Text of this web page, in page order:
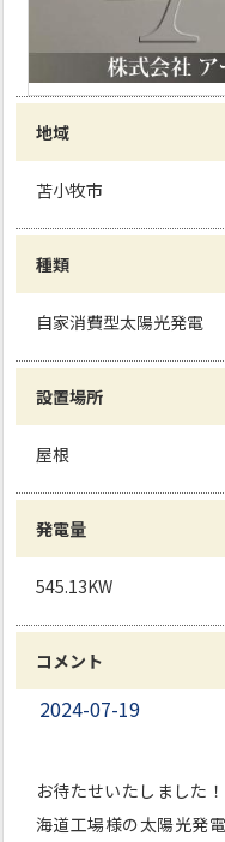
地域
苫小牧市
種類
自家消費型太陽光発電
設置場所
屋根
発電量
545.13KW
コメント
2024-07-19
お待たせいたしました
海道工場様の太陽光発